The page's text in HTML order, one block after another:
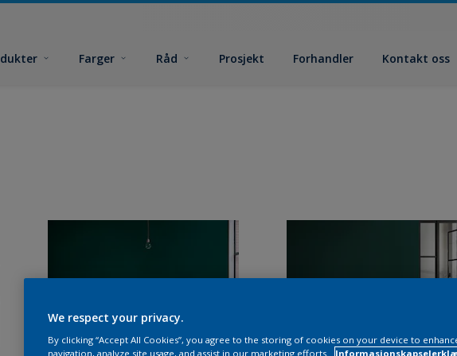
Farger Råd Prosjekt Forhandler Kontakt oss
We respect your privacy.
By clicking “Accept All Cookies”, you agree to the storing of cookies on your device to
navigation, analyze site usage, and assist in our marketing efforts.